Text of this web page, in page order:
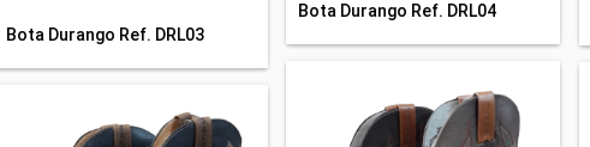
Bota Durango Ref. DRL03
Bota Durango Ref. DRL04